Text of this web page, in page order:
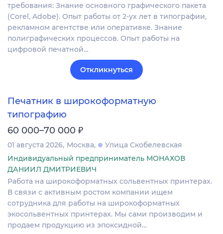
требования: Знание основного графического пакета
(Corel, Adobe). Опыт работы от 2-ух лет в типографии,
рекламном агентстве или оперативке. Знание
полиграфических процессов. Опыт работы на
цифровой печатной…
Откликнуться
Печатник в широкоформатную
типографию
60 000–70 000 ₽
01 августа 2026 Москва
Улица Скобелевская
Индивидуальный предприниматель МОНАХОВ
ДАНИИЛ ДМИТРИЕВИЧ
Работа на широкоформатных сольвентных принтерах.
В связи с активным ростом компании ищем
сотрудника для работы на широкоформатных
экосольвентных принтерах. Мы сами производим и
продаем продукцию из эпоксидной…